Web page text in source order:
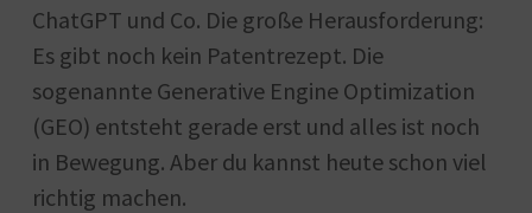
ChatGPT und Co. Die große Herausforderung:
Es gibt noch kein Patentrezept. Die
sogenannte Generative Engine Optimization
(GEO) entsteht gerade erst und alles ist noch
in Bewegung. Aber du kannst heute schon viel
richtig machen.